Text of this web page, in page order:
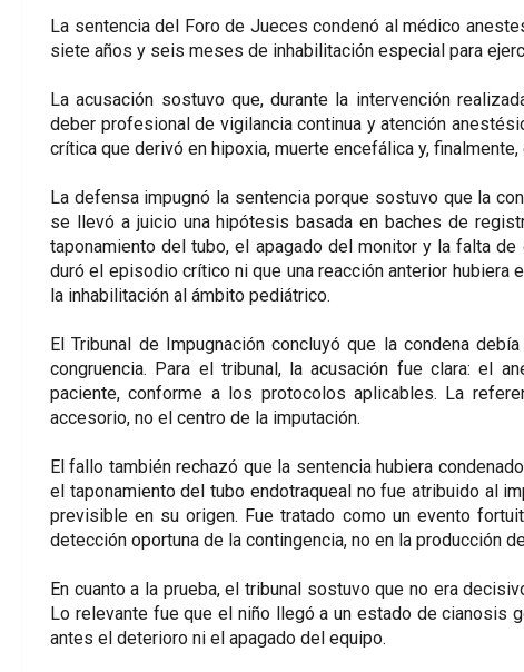
La sentencia del Foro de Jueces condenó al médico
siete años y seis meses de inhabilitación especial para
La acusación sostuvo que, durante la intervención
deber profesional de vigilancia continua y atención
crítica que derivó en hipoxia, muerte encefálica y,
La defensa impugnó la sentencia porque sostuvo que la
se llevó a juicio una hipótesis basada en baches de
taponamiento del tubo, el apagado del monitor y la falta
duró el episodio crítico ni que una reacción anterior hubiera
la inhabilitación al ámbito pediátrico.
El Tribunal de Impugnación concluyó que la condena
congruencia. Para el tribunal, la acusación fue clara: el
paciente, conforme a los protocolos aplicables. La
accesorio, no el centro de la imputación.
El fallo también rechazó que la sentencia hubiera
el taponamiento del tubo endotraqueal no fue atribuido al
previsible en su origen. Fue tratado como un evento
detección oportuna de la contingencia, no en la producción
En cuanto a la prueba, el tribunal sostuvo que no era
Lo relevante fue que el niño llegó a un estado de cianosis
antes el deterioro ni el apagado del equipo.